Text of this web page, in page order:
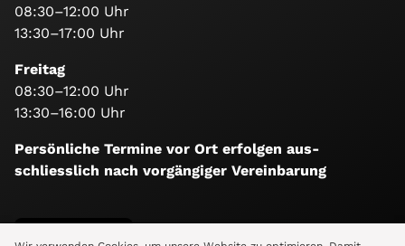
08:30–12:00 Uhr
13:30–17:00 Uhr
Freitag
08:30–12:00 Uhr
13:30–16:00 Uhr
Persönliche Termine vor Ort erfolgen aus­
schliesslich nach vorgängiger Vereinbarung
Folge uns